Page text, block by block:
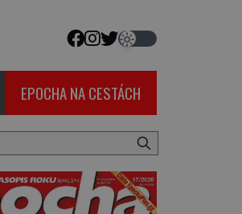
EPOCHA NA CESTÁCH